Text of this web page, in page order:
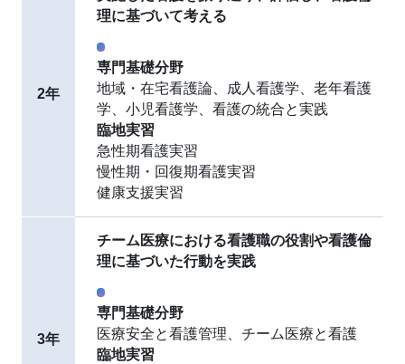
2年
理に基づいて考える
専門基礎分野
地域・在宅看護論、成人看護学、老年看護
学、小児看護学、看護の統合と実践
臨地実習
急性期看護実習
慢性期・回復期看護実習
健康支援実習
3年
チーム医療における看護職の役割や看護倫
理に基づいた行動を実践
専門基礎分野
医療安全と看護管理、チーム医療と看護
臨地実習